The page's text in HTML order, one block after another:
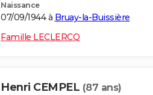
Naissance
07/09/1944 à Bruay-la-Buissière
Famille LECLERCQ
Henri CEMPEL (87 ans)